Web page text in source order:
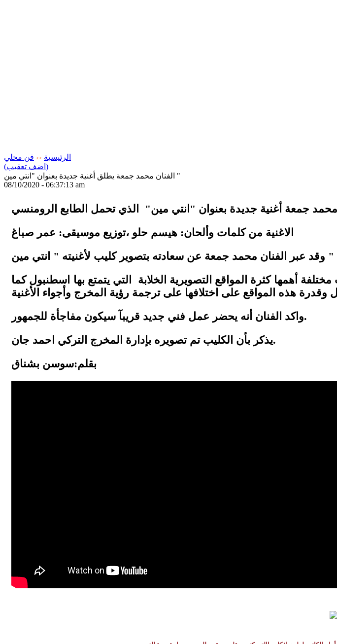
الرئيسية >> فن محلي
(اضف تعقيب)
الفنان محمد جمعة يطلق أغنية جديدة بعنوان "انتي مين "
08/10/2020 - 06:37:13 am
وقد عبر الفنان محمد جمعة عن سعادته بتصوير كليب لأغنيته " انتي مين "
أهمها كثرة المواقع التصويرية الخلابة
التي يتمتع بها اسطنبول كما
وقدرة هذه المواقع على
واكد الفنان أنه يحضر عمل فني جديد قريبآ سيكون مفاجأة للجمهور.
يذكر بأن الكليب تم تصويره بإدارة المخرج التركي احمد جان.
بقلم:سوسن بشناق